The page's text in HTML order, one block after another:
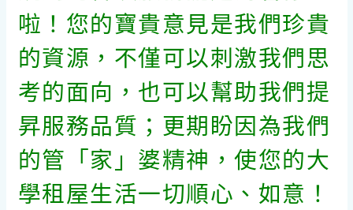
啦！您的寶貴意見是我們珍貴
的資源，不僅可以刺激我們思
考的面向，也可以幫助我們提
昇服務品質；更期盼因為我們
的管「家」婆精神，使您的大
學租屋生活一切順心、如意！